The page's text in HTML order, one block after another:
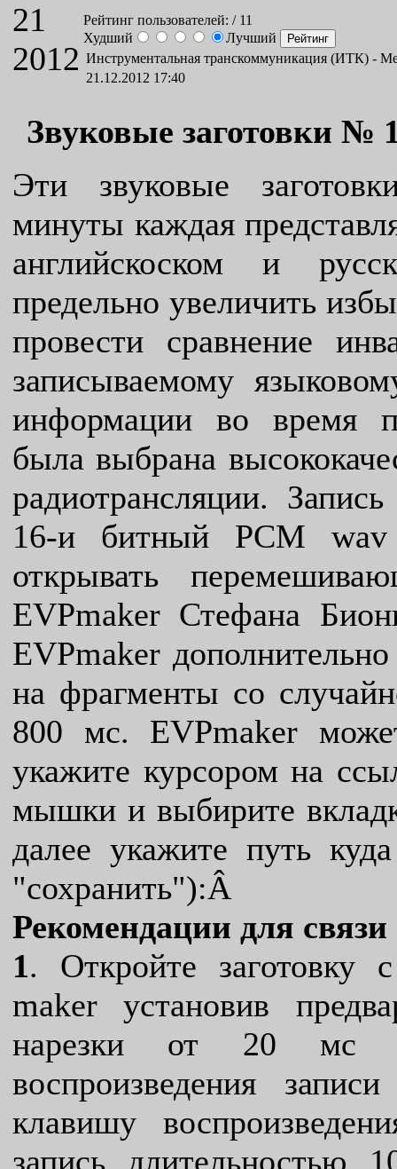
21
2012
Рейтинг пользователей: / 11
Худший
Лучший
Инструментальная транскоммуникация (ИТК) -
21.12.2012 17:40
Звуковые заготовки №
Эти звуковые
минуты каждая
английскоском и
предельно увеличить
провести сравнение
записываемому
информации во время
была выбрана
радиотрансляции.
16-и битный PCM
открывать
EVPmaker Стефана
EVPmaker дополнительно
на фрагменты со
800 мс. EVPmaker
укажите курсором на
мышки и выбирите
далее укажите путь
"сохранить"):Â
Рекомендации для
1. Откройте
maker установив
нарезки от 20 мс
воспроизведения
клавишу
запись длительностью